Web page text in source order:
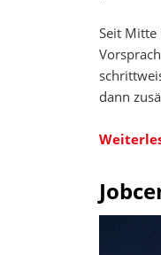
Seit Mitte
dann